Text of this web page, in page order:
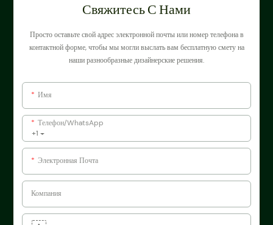
Свяжитесь С Нами
Просто оставьте свой адрес электронной почты или номер телефона в
контактной форме, чтобы мы могли выслать вам бесплатную смету на
наши разнообразные дизайнерские решения.
Имя
+1
Телефон/WhatsApp
Электронная Почта
Компания